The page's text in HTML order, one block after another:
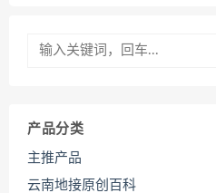
产品分类
主推产品
云南地接原创百科